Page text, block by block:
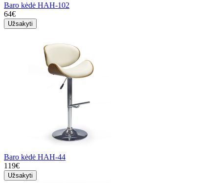
Baro kėdė HAH-102
64€
Užsakyti
Baro kėdė HAH-44
119€
Užsakyti